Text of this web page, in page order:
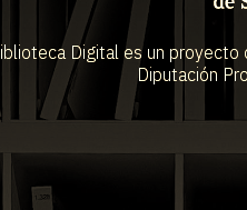
Digital es un
Diputación